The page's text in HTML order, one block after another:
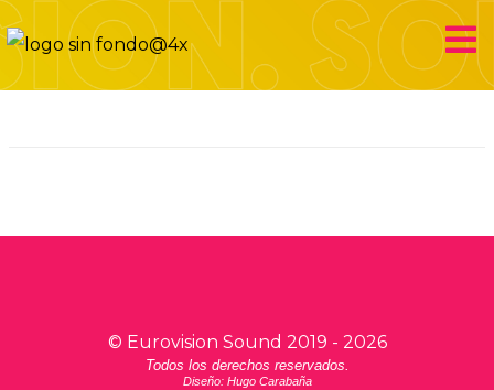
Eurovision Sound
prueba player Oven
© Eurovision Sound 2019 - 2026
Todos los derechos reservados.
Diseño: Hugo Carabaña